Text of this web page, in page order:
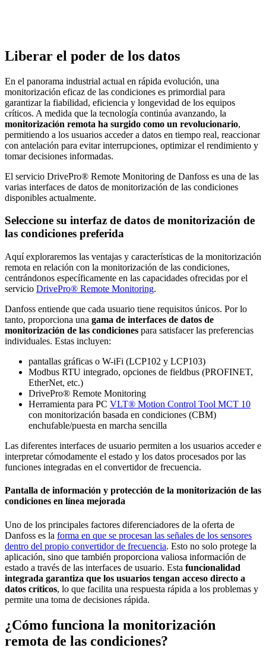
Liberar el poder de los datos
En el panorama industrial actual en rápida evolución, una
monitorización eficaz de las condiciones es primordial para
garantizar la fiabilidad, eficiencia y longevidad de los equipos
críticos. A medida que la tecnología continúa avanzando, la
monitorización remota ha surgido como un revolucionario,
permitiendo a los usuarios acceder a datos en tiempo real, reaccionar
con antelación para evitar interrupciones, optimizar el rendimiento y
tomar decisiones informadas.
El servicio DrivePro® Remote Monitoring de Danfoss es una de las
varias interfaces de datos de monitorización de las condiciones
disponibles actualmente.
Seleccione su interfaz de datos de monitorización de
las condiciones preferida
Aquí exploraremos las ventajas y características de la monitorización
remota en relación con la monitorización de las condiciones,
centrándonos específicamente en las capacidades ofrecidas por el
servicio DrivePro® Remote Monitoring.
Danfoss entiende que cada usuario tiene requisitos únicos. Por lo
tanto, proporciona una gama de interfaces de datos de
monitorización de las condiciones para satisfacer las preferencias
individuales. Estas incluyen:
pantallas gráficas o W-iFi (LCP102 y LCP103)
Modbus RTU integrado, opciones de fieldbus (PROFINET,
EtherNet, etc.)
DrivePro® Remote Monitoring
Herramienta para PC VLT® Motion Control Tool MCT 10
con monitorización basada en condiciones (CBM)
enchufable/puesta en marcha sencilla
Las diferentes interfaces de usuario permiten a los usuarios acceder e
interpretar cómodamente el estado y los datos procesados por las
funciones integradas en el convertidor de frecuencia.
Pantalla de información y protección de la monitorización de las
condiciones en línea mejorada
Uno de los principales factores diferenciadores de la oferta de
Danfoss es la forma en que se procesan las señales de los sensores
dentro del propio convertidor de frecuencia. Esto no solo protege la
aplicación, sino que también proporciona valiosa información de
estado a través de las interfaces de usuario. Esta funcionalidad
integrada garantiza que los usuarios tengan acceso directo a
datos críticos, lo que facilita una respuesta rápida a los problemas y
permite una toma de decisiones rápida.
¿Cómo funciona la monitorización
remota de las condiciones?